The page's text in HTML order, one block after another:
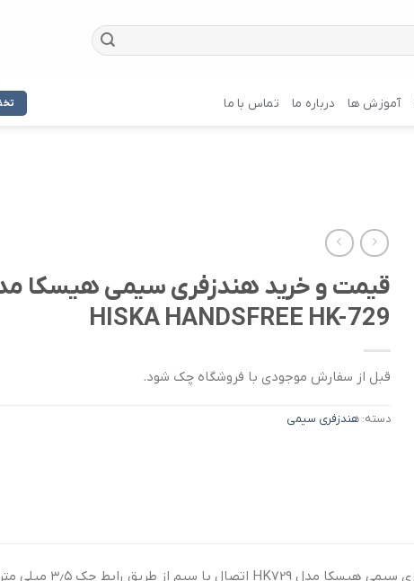
آموزش ها درباره ما تماس با ما
قیمت و خرید هندزفری سیمی هیسکا
HISKA HANDSFREE HK-729
قبل از سفارش موجودی با فروشگاه چک شود.
دسته: هندزفری سیمی